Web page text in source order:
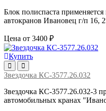
Блок полиспаста
автокранов Ивановец г/п 16,
Цена от 3400 ₽
Купить
Звездочка КС-3577.26.032
Звездочка КС-3577.26.032-3
автомобильных кранах